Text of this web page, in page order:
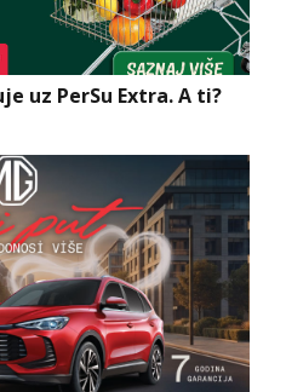
uz PerSu Extra. A ti?